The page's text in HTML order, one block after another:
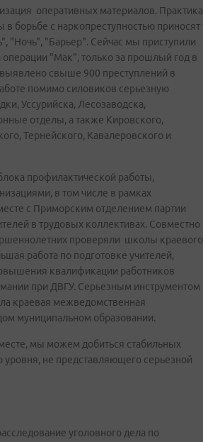
оперативных материалов. Практика
борьбе с наркопреступностью приносят
"Ночь", "Барьер". Сейчас мы приступили
"Мак", только за прошлый год в
свыше 900 преступлений в
помимо силовиков серьезную
Уссурийска, Лесозаводска,
отделы, а также Кировского,
Тернейского, Кавалеровского и
профилактической работы,
в том числе в рамках
с Приморским отделением партии
в трудовых коллективах. Совместно
проверяли школы краевого
работа по подготовке учителей,
квалификации работников
при ДВГУ. Серьезным инструментом
краевая межведомственная
муниципальном образовании.
мы можем добиться стабильных
не представляющего серьезной
уголовного дела по